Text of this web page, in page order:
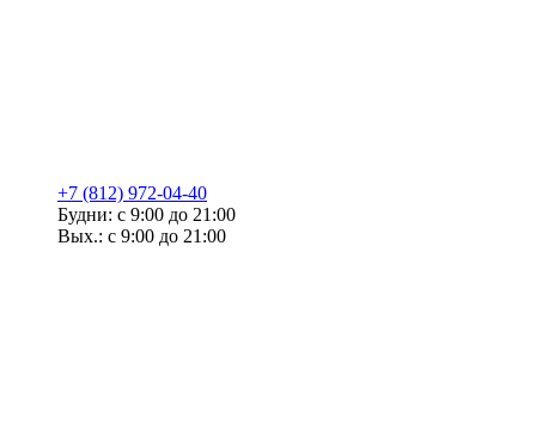
+7 (812) 972-04-40
Будни: с 9:00 до 21:00
Вых.: с 9:00 до 21:00